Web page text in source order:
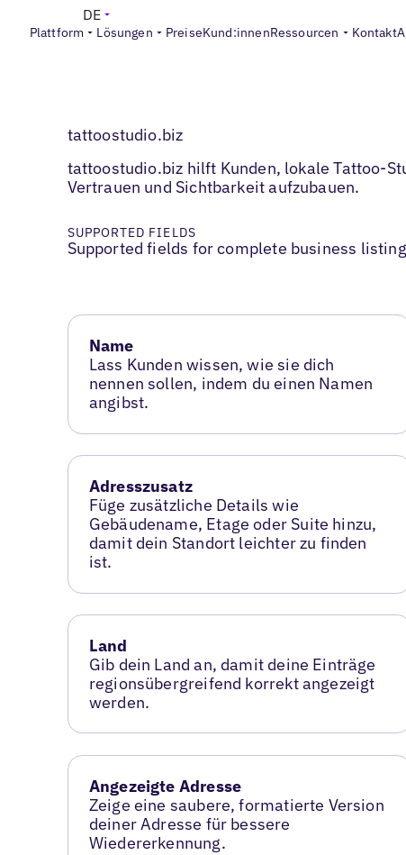
Plattform Lösungen PreiseKund:innenRessourcen Kontakt
DE
tattoostudio.biz
tattoostudio.biz hilft Kunden, lokale Tattoo-
Vertrauen und Sichtbarkeit aufzubauen.
SUPPORTED FIELDS
Supported fields for complete business
Name
Lass Kunden wissen, wie sie dich
nennen sollen, indem du einen Namen
angibst.
Adresszusatz
Füge zusätzliche Details wie
Gebäudename, Etage oder Suite hinzu,
damit dein Standort leichter zu finden
ist.
Land
Gib dein Land an, damit deine Einträge
regionsübergreifend korrekt angezeigt
werden.
Angezeigte Adresse
Zeige eine saubere, formatierte Version
deiner Adresse für bessere
Wiedererkennung.